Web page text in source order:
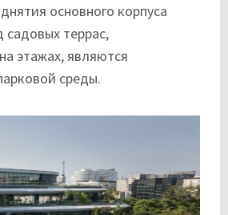
основного корпуса
садовых террас,
этажах, являются
среды.